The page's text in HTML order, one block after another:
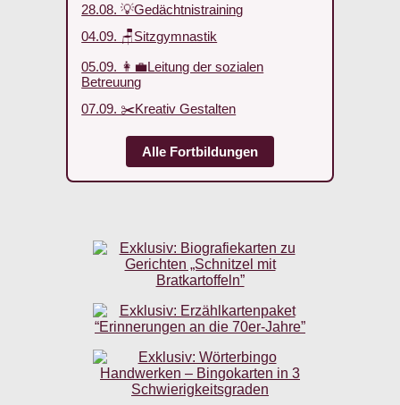
28.08. 💡Gedächtnistraining
04.09. 🪑Sitzgymnastik
05.09. 👩‍💼Leitung der sozialen
Betreuung
07.09. ✂️Kreativ Gestalten
Alle Fortbildungen